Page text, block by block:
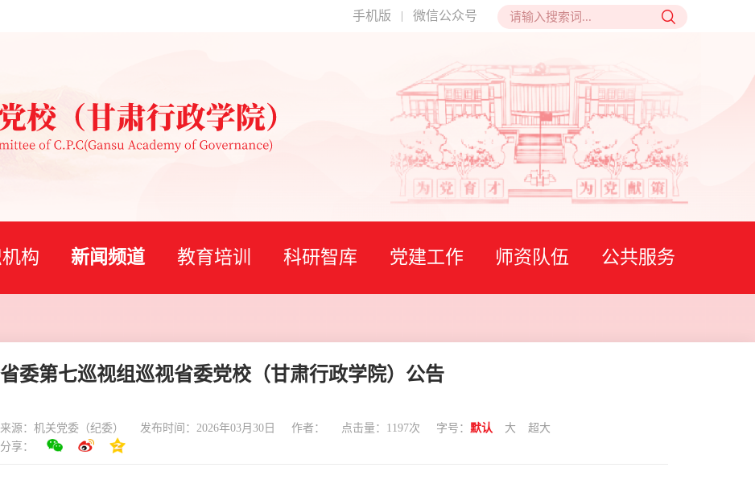
手机版 微信公众号
构 新闻频道 教育培训 科研智库 党建工作 师资队伍 公共服务
省委第七巡视组巡视省委党校（甘肃行政学院）公告
来源：机关党委（纪委） 发布时间：2026年03月30日 作者： 点击量： 1197次 字号： 默认 大
超大
分享：